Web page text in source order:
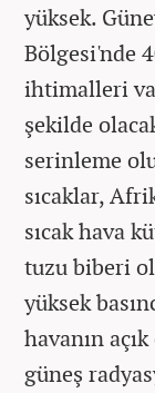
yüksek.
Bölgesi'nde
ihtimalleri
şekilde
serinleme
sıcaklar,
sıcak hava
tuzu biberi
yüksek
havanın
güneş